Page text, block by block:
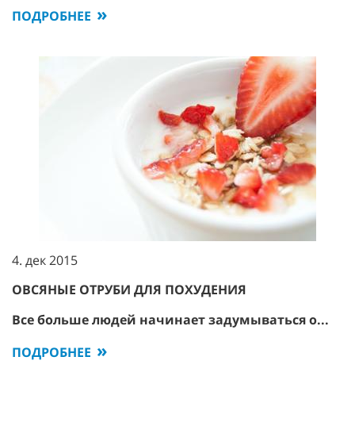
ПОДРОБНЕЕ
4. дек 2015
ОВСЯНЫЕ ОТРУБИ ДЛЯ ПОХУДЕНИЯ
Все больше людей начинает задумываться о...
ПОДРОБНЕЕ